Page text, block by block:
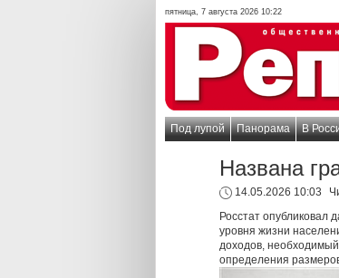
пятница, 7 августа 2026 10:22
Под лупой Панорама В
Названа
14.05.2026 10:03
Росстат опубликовал
уровня жизни
доходов,
определения